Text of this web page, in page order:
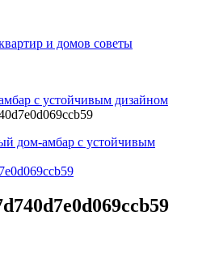
и домов советы
с устойчивым дизайном
дом-амбар с устойчивым